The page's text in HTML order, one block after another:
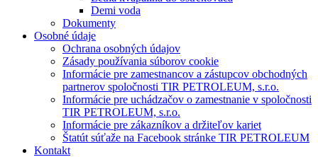
Demi voda
Dokumenty
Osobné údaje
Ochrana osobných údajov
Zásady používania súborov cookie
Informácie pre zamestnancov a zástupcov obchodných
partnerov spoločnosti TIR PETROLEUM, s.r.o.
Informácie pre uchádzačov o zamestnanie v spoločnosti
TIR PETROLEUM, s.r.o.
Informácie pre zákazníkov a držiteľov kariet
Štatút súťaže na Facebook stránke TIR PETROLEUM
Kontakt